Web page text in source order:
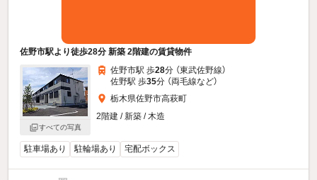
佐野市駅より徒歩28分 新築 2階建の賃貸物件
すべての写真
佐野市駅 歩28分 （東武佐野線）
佐野駅 歩35分 （両毛線など）
栃木県佐野市高萩町
2階建 / 新築 / 木造
駐車場あり 駐輪場あり 宅配ボックス